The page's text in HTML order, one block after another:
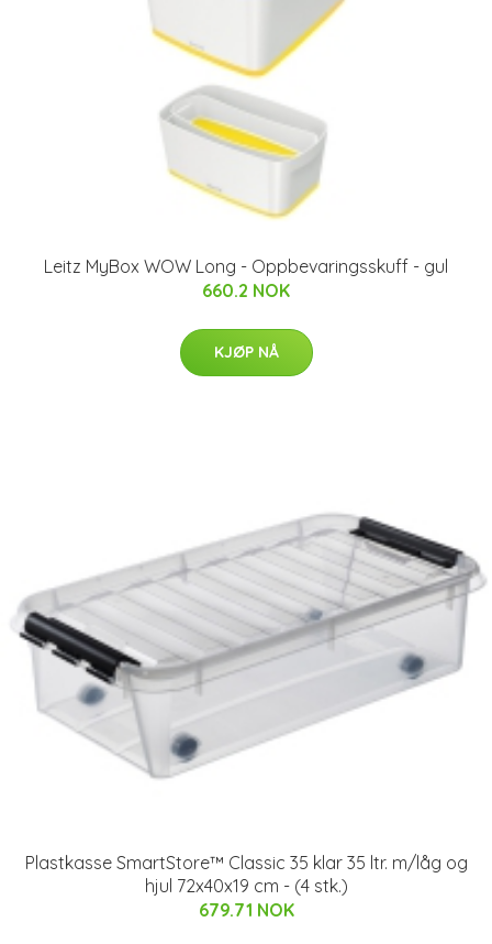
Leitz MyBox WOW Long - Oppbevaringsskuff - gul
660.2 NOK
KJØP NÅ
Plastkasse SmartStore™ Classic 35 klar 35 ltr. m/låg og
hjul 72x40x19 cm - (4 stk.)
679.71 NOK